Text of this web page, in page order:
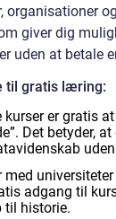
organisationer
giver dig
uden at betale
til gratis læring:
kurser er gratis
Det betyder,
med
adgang til
til historie.